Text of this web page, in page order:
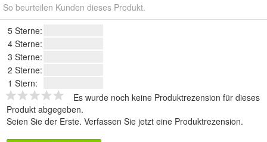
So beurteilen Kunden dieses Produkt.
5 Sterne:
4 Sterne:
3 Sterne:
2 Sterne:
1 Stern:
Es wurde noch keine Produktrezension für dieses
Produkt abgegeben.
Seien Sie der Erste. Verfassen Sie jetzt eine Produktrezension.